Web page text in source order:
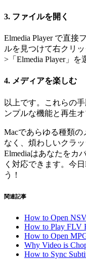
3. ファイルを開く
Elmedia Player で直接
ルを見つけて右クリ
>「Elmedia Player」を
4. メディアを楽しむ
以上です。これらの
ンプルな機能と再生
Macであらゆる種類
なく、煩わしいクラ
Elmediaはあなたをカ
く対応できます。今
う！
関連記事
How to Open
How to Play FLV
How to Open
Why Video is
How to Sync